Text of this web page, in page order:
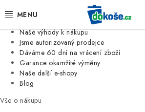
Jsme tradiční česká firma
Naše výhody k nákupu
Jsme autorizovaný prodejce
Dáváme 60 dní na vrácení zboží
Garance okamžité výměny
Naše další e-shopy
Blog
Vše o nákupu
KOŠE
SÁČKY